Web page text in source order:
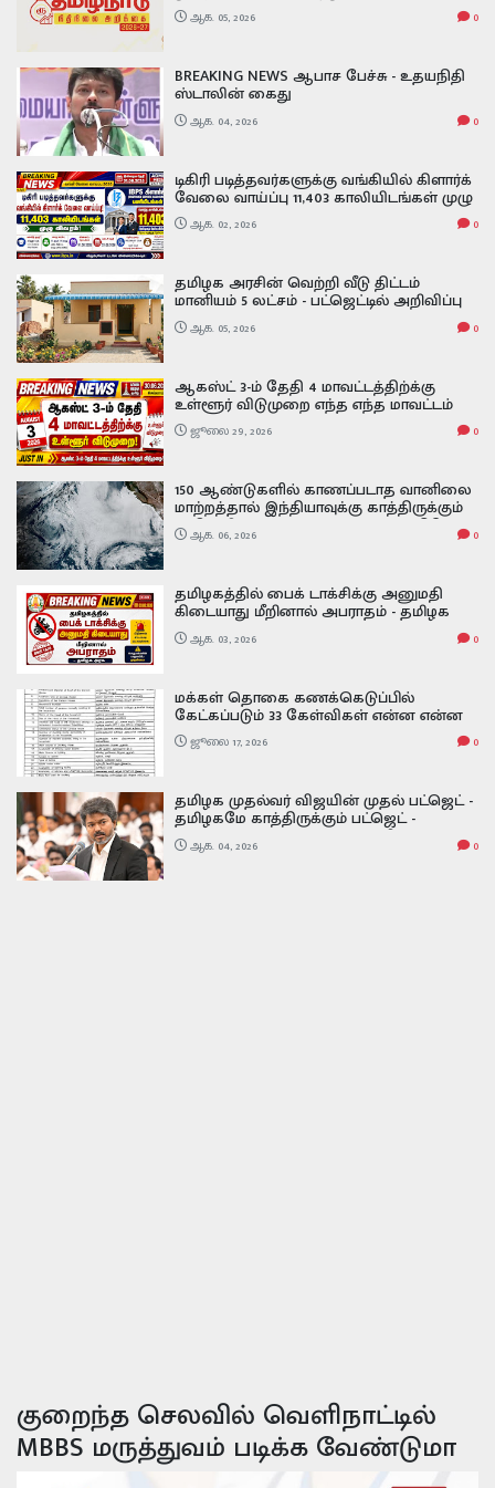
இதோஆக. 05, 2026 0
BREAKING NEWS ஆபாச பேச்சு - உதயநிதி
ஸ்டாலின் கைது
ஆக. 04, 2026 0
டிகிரி படித்தவர்களுக்கு வங்கியில் கிளார்க்
வேலை வாய்ப்பு 11,403 காலியிடங்கள் முழு
விவரம் ibps clerk exam date 2026
ஆக. 02, 2026 0
தமிழக அரசின் வெற்றி வீடு திட்டம்
மானியம் 5 லட்சம் - பட்ஜெட்டில் அறிவிப்பு
ஆக. 05, 2026 0
ஆகஸ்ட் 3-ம் தேதி 4 மாவட்டத்திற்க்கு
உள்ளூர் விடுமுறை எந்த எந்த மாவட்டம்
தெரியுமா
ஜூலை 29, 2026 0
150 ஆண்டுகளில் காணப்படாத வானிலை
மாற்றத்தால் இந்தியாவுக்கு காத்திருக்கும்
அதிர்ச்சி வலுவடைந்த சூப்பர் எல் நினோ -
அதன் பாதிப்பு எப்படி இருக்கும் Super El
ஆக. 06, 2026 0
தமிழகத்தில் பைக் டாக்சிக்கு அனுமதி
கிடையாது மீறினால் அபராதம் - தமிழக
அரசு Bike taxis are not allowed in Tamil
Nadu
ஆக. 03, 2026 0
மக்கள் தொகை கணக்கெடுப்பில்
கேட்கப்படும் 33 கேள்விகள் என்ன என்ன
முழு விவரம் The Population Census 2026–
2027 33 QUESTIONS ARE:
ஜூலை 17, 2026 0
தமிழக முதல்வர் விஜயின் முதல் பட்ஜெட் -
தமிழகமே காத்திருக்கும் பட்ஜெட் -
என்னென்ன சர்ப்ரைஸ் முழு விவரம் TN
Budget 2026 |
ஆக. 04, 2026 0
குறைந்த செலவில் வெளிநாட்டில்
MBBS மருத்துவம் படிக்க வேண்டுமா